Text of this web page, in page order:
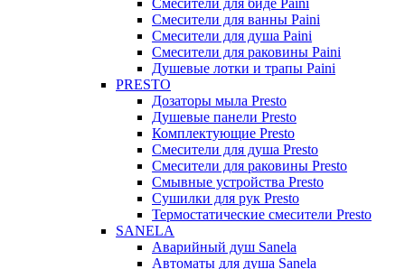
Смесители для биде Paini
Смесители для ванны Paini
Смесители для душа Paini
Смесители для раковины Paini
Душевые лотки и трапы Paini
PRESTO
Дозаторы мыла Presto
Душевые панели Presto
Комплектующие Presto
Смесители для душа Presto
Смесители для раковины Presto
Смывные устройства Presto
Сушилки для рук Presto
Термостатические смесители Presto
SANELA
Аварийный душ Sanela
Автоматы для душа Sanela